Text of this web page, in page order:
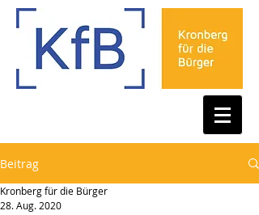
Beitrag
Kronberg für die Bürger
28. Aug. 2020